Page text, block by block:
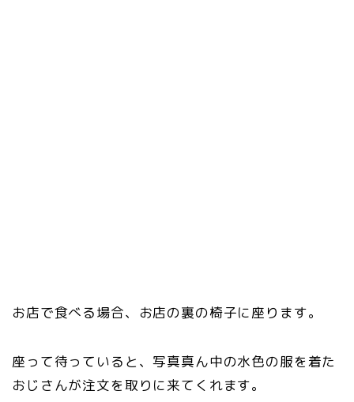
お店で食べる場合、お店の裏の椅子に座ります。
座って待っていると、写真真ん中の水色の服を着た
おじさんが注文を取りに来てくれます。